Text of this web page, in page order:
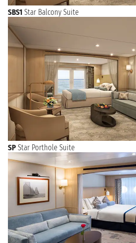
SBS1 Star Balcony Suite
SP Star Porthole Suite